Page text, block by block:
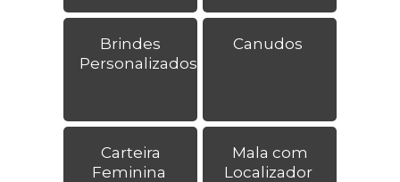
Brindes
Personalizados
Canudos
Carteira
Feminina
Mala com
Localizador